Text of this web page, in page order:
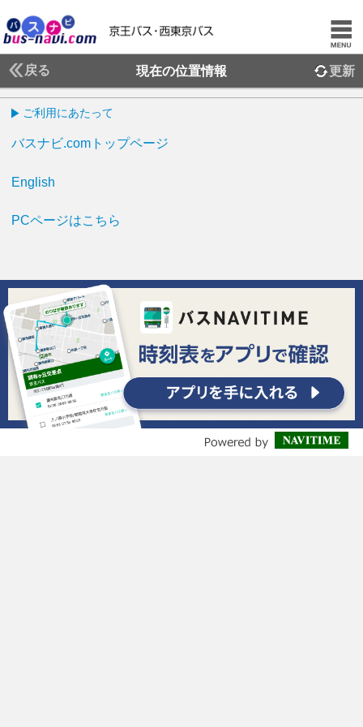
戻る 現在の位置情報 更新
ご利用にあたって
バスナビ.comトップページ
English
PCページはこちら